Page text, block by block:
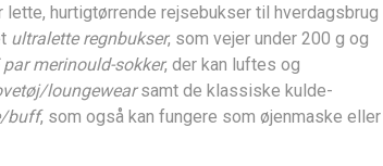
hurtigtørrende rejsebukser til hverdagsbrug
ultralette regnbukser, som vejer under 200 g og
par merinould-sokker, der kan luftes og
loungewearsamt de klassiske kulde-
buff, som også kan fungere som øjenmaske eller